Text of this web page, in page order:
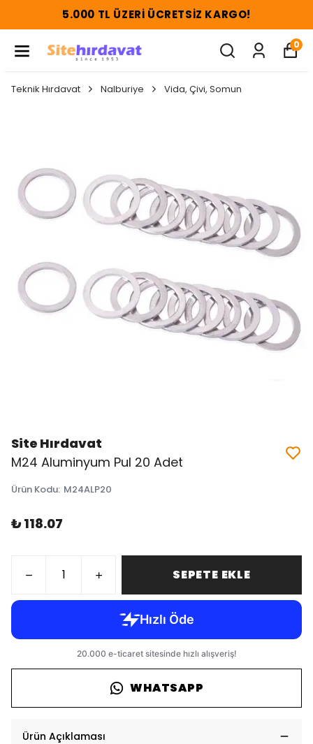
5.000 TL ÜZERI ÜCRETSIZ KARGO!
0
Teknik Hırdavat Nalburiye Vida, Çivi, Somun
Site Hırdavat
M24 Aluminyum Pul 20 Adet
Ürün Kodu: M24ALP20
₺ 118.07
SEPETE EKLE
WHATSAPP
Ürün Açıklaması